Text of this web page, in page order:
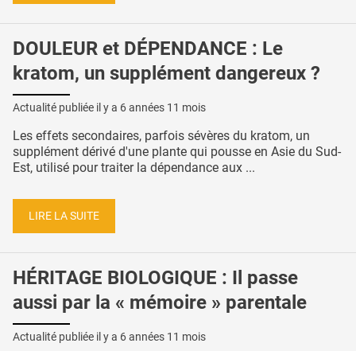
DOULEUR et DÉPENDANCE : Le
kratom, un supplément dangereux ?
Actualité publiée il y a 6 années 11 mois
Les effets secondaires, parfois sévères du kratom, un
supplément dérivé d'une plante qui pousse en Asie du Sud-
Est, utilisé pour traiter la dépendance aux ...
LIRE LA SUITE
HÉRITAGE BIOLOGIQUE : Il passe
aussi par la « mémoire » parentale
Actualité publiée il y a 6 années 11 mois